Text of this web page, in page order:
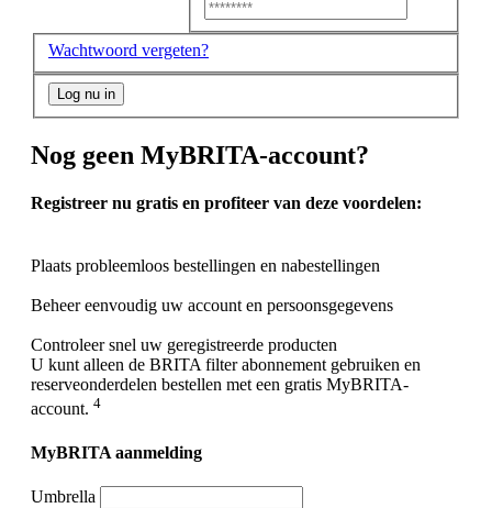
Wachtwoord vergeten?
Log nu in
Nog geen MyBRITA-account?
Registreer nu gratis en profiteer van deze voordelen:
Plaats probleemloos bestellingen en nabestellingen
Beheer eenvoudig uw account en persoonsgegevens
Controleer snel uw geregistreerde producten
U kunt alleen de BRITA filter abonnement gebruiken en
reserveonderdelen bestellen met een gratis MyBRITA-
account. 4
MyBRITA aanmelding
Umbrella